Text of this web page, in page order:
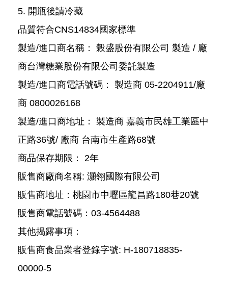
5. 開瓶後請冷藏
品質符合CNS14834國家標準
製造/進口商名稱： 榖盛股份有限公司 製造 / 廠
商台灣糖業股份有限公司委託製造
製造/進口商電話號碼： 製造商 05-2204911/廠
商 0800026168
製造/進口商地址： 製造商 嘉義市民雄工業區中
正路36號/ 廠商 台南市生產路68號
商品保存期限： 2年
販售商廠商名稱: 灝翎國際有限公司
販售商地址：桃園市中壢區龍昌路180巷20號
販售商電話號碼：03-4564488
其他揭露事項：
販售商食品業者登錄字號: H-180718835-
00000-5